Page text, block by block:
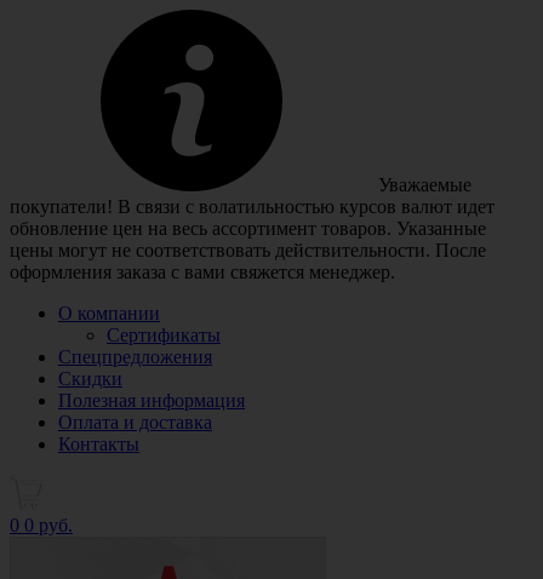
Уважаемые
покупатели! В связи с волатильностью курсов валют идет
обновление цен на весь ассортимент товаров. Указанные
цены могут не соответствовать действительности. После
оформления заказа с вами свяжется менеджер.
О компании
Сертификаты
Спецпредложения
Скидки
Полезная информация
Оплата и доставка
Контакты
0 0 руб.